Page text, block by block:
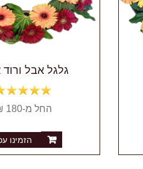
גלגל אבל ורוד
החל מ-180 ₪
הזמינו